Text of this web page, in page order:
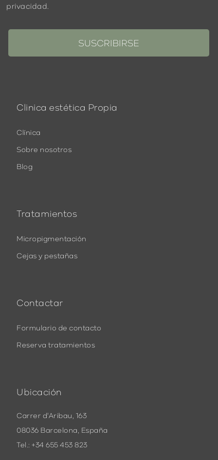
privacidad
Clinica estética Propia
Clínica
Sobre nosotros
Blog
Tratamientos
Micropigmentación
Cejas y pestañas
Contactar
Formulario de contacto
Reserva tratamientos
Ubicación
Carrer d'Aribau, 163
08036 Barcelona, España
Tel.: +34 655 453 823